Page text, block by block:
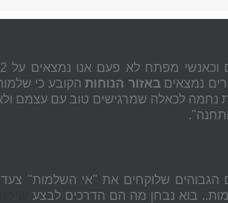
נמצאיםבאזור הנוחותהקובע כי
נחמה לכאלה שמרגישים טוב עם
הגבוהים שלוקחים את "אי השלמות"
בוא נבחן מה הם הדרכים לבצע